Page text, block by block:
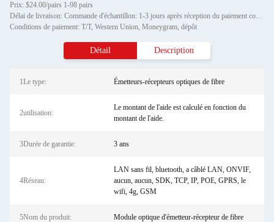
Prix: $24.00/pairs 1-98 pairs
Délai de livraison: Commande d'échantillon: 1-3 jours après réception du paiement complet Commande de stock: 3-7 jours a
Conditions de paiement: T/T, Western Union, Moneygram, dépôt
Détail Description
1Le type: Émetteurs-récepteurs optiques de fibre
2utilisation:
Le montant de l'aide est calculé en fonction du
montant de l'aide.
3Durée de garantie: 3 ans
4Réseau:
LAN sans fil, bluetooth, a câblé LAN, ONVIF,
aucun, aucun, SDK, TCP, IP, POE, GPRS, le
wifi, 4g, GSM
5Nom du produit: Module optique d'émetteur-récepteur de fibre